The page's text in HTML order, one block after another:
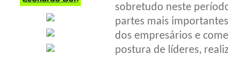
sobretudo neste
partes mais
dos empresários e
postura de líderes,